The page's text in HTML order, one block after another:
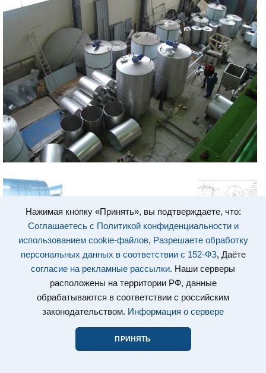
Нажимая кнопку «Принять», вы подтверждаете, что:
Соглашаетесь с Политикой конфиденциальности и
использованием cookie-файлов, Разрешаете обработку
персональных данных в соответствии с 152-ФЗ, Даёте
согласие на рекламные рассылки. Наши серверы
расположены на территории РФ, данные
обрабатываются в соответствии с российским
законодательством. Информация о сервере
ПРИНЯТЬ